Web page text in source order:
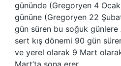
gününde (Gregoryen 4
gününe (Gregoryen 22
gün süren bu soğuk günlere
sert kış dönemi 90 gün
ve yerel olarak 9 Mart olarak
Mart’ta sona erer.